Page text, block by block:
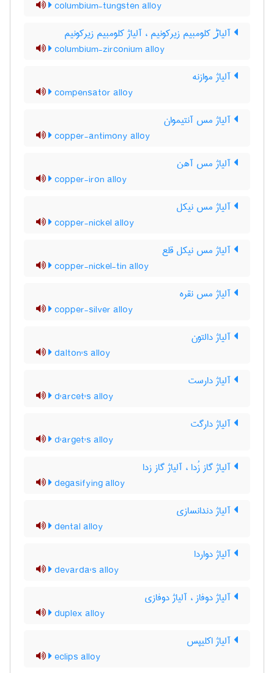
columbium-tungsten alloy
آلیاڑ کلومبیم زیرکونیم ، آلیاژ کلومبیم زیرکونیم
columbium-zirconium alloy
آلیاژ موازنه
compensator alloy
آلیاژ مس آنتیموان
copper-antimony alloy
آلیاژ مس آهن
copper-iron alloy
آلیاژ مس نیکل
copper-nickel alloy
آلیاژ مس نیکل قلع
copper-nickel-tin alloy
آلیاژ مس نقره
copper-silver alloy
آلیاژ دالتون
dalton's alloy
آلیاژ دارست
d'arcet's alloy
آلیاژ دارگت
d'arget's alloy
آلیاژ گاز زُدا ، آلیاژ گاز زدا
degasifying alloy
آلیاژ دندانسازی
dental alloy
آلیاژ دواردا
devarda's alloy
آلیاژ دوفاز ، آلیاژ دوفازی
duplex alloy
آلیاژ اکلیپس
eclips alloy